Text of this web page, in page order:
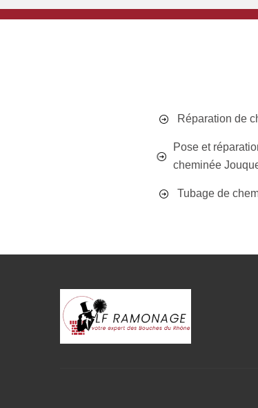
Réparation de
Pose et
cheminée
Tubage de